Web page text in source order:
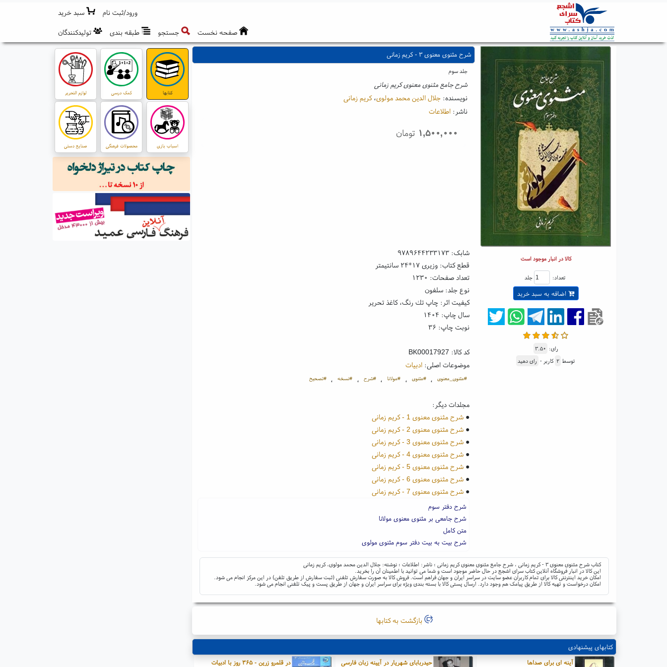
ورود/ثبت نام
سبد خرید
صفحه نخست
جستجو طبقه بندی تولیدکنندگان
شرح مثنوی معنوی ۳ - کریم زمانی
جلد سوم
شرح جامع مثنوی معنوی کریم زمانی
نویسنده: جلال الدین محمد مولوی،کریم زمانی
ناشر: اطلاعات
۱,۵۰۰,۰۰۰ تومان
کالا در انبار موجود است
تعداد: جلد
اضافه به سبد خرید
رای: ۳.۵۰
توسط ۲ کاربر - رای دهید
شابک:۹۷۸۹۶۴۴۲۳۳۱۷۳
قطع کتاب: وزیری ۱۷*۲۴ سانتیمتر
تعداد صفحات: ۱۲۳۰
نوع جلد: سلفون
کیفیت اثر: چاپ تك رنگ، کاغذ تحریر
سال چاپ: ۱۴۰۴
نوبت چاپ: ۳۶
کد کالا: BK00017927
موضوعات اصلی:ادبیات
#مثنوی_معنوی ، #مثنوی ، #مولانا ، #شرح ، #نسخه ، #تصحیح
مجلدات دیگر:
●شرح مثنوی معنوی 1 - کریم زمانی
●شرح مثنوی معنوی 2 - کریم زمانی
●شرح مثنوی معنوی 3 - کریم زمانی
●شرح مثنوی معنوی 4 - کریم زمانی
●شرح مثنوی معنوی 5 - کریم زمانی
●شرح مثنوی معنوی 6 - کریم زمانی
●شرح مثنوی معنوی 7 - کریم زمانی
شرح دفتر سوم
شرح جامعی بر مثنوی معنوی مولانا
متن کامل
شرح بیت به بیت دفتر سوم مثنوی مولوی
کتاب شرح مثنوی معنوی ۳ - کریم زمانی ، شرح جامع مثنوی معنوی کریم زمانی ؛ ناشر: اطلاعات ؛ نوشته: جلال الدین محمد مولوی، کریم زمانی
این کالا در انبار فروشگاه آنلاین کتاب سرای اشجع در حال حاضر موجود است و شما می توانید با اطمینان آن را بخرید.
امکان خرید اینترنتی کالا برای تمام کاربران عضو سایت در سراسر ایران و جهان فراهم است. فروش کالا به صورت سفارش تلفنی (ثبت سفارش از طریق تلفن) در این مرکز انجام می شود.
امکان درخواست و تهیه کالا از طریق پیامک هم وجود دارد. ارسال پستی کالا با بسته بندی ویژه برای سراسر ایران و جهان از طریق پست و پیک تلفنی انجام می شود.
بازگشت به کتابها
کتابهای پیشنهادی
آینه ای برای صداها حیدربابای شهریار در آیینه زبان فارسی در قلمرو زرین - ۳۶۵ روز با ادبیات
کتابها کمک درسی لوازم التحریر
اسباب بازی محصولات فرهنگی صنایع دستی